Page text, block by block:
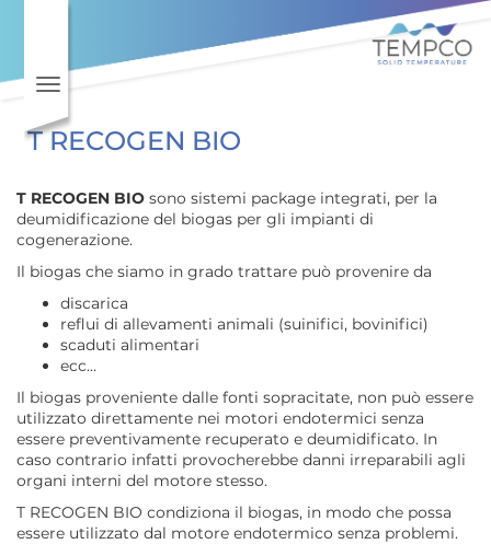
Vai al contenuto principale
Toggle navigation
T RECOGEN BIO
T RECOGEN BIO sono sistemi package integrati, per la
deumidificazione del biogas per gli impianti di
cogenerazione.
Il biogas che siamo in grado trattare può provenire da
discarica
reflui di allevamenti animali (suinifici, bovinifici)
scaduti alimentari
ecc…
Il biogas proveniente dalle fonti sopracitate, non può essere
utilizzato direttamente nei motori endotermici senza
essere preventivamente recuperato e deumidificato. In
caso contrario infatti provocherebbe danni irreparabili agli
organi interni del motore stesso.
T RECOGEN BIO condiziona il biogas, in modo che possa
essere utilizzato dal motore endotermico senza problemi.